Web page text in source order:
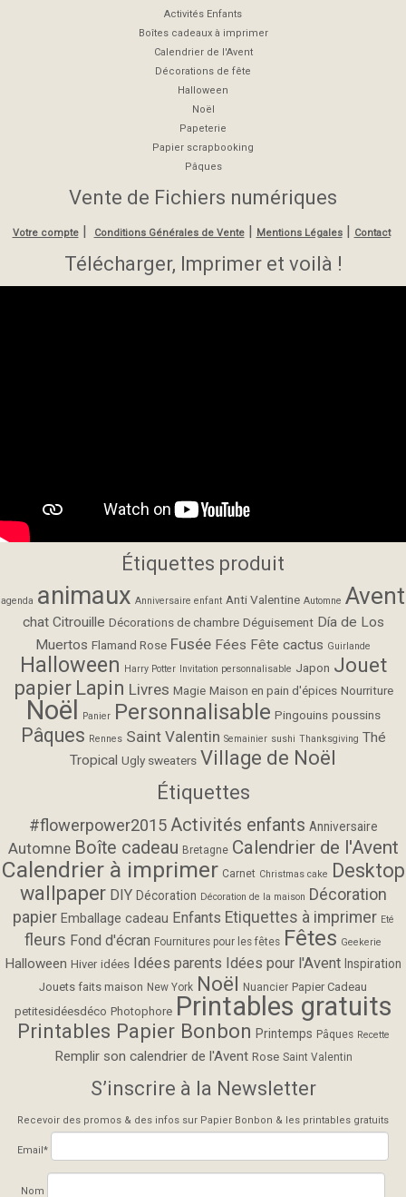
Activités Enfants
Boîtes cadeaux à imprimer
Calendrier de l'Avent
Décorations de fête
Halloween
Noël
Papeterie
Papier scrapbooking
Pâques
Vente de Fichiers numériques
Votre compte| Conditions Générales de Vente| Mentions Légales | Contact
Télécharger, Imprimer et voilà !
Étiquettes produit
agenda animaux Anniversaire enfant Anti Valentine Automne Avent
chat Citrouille Décorations de chambre Déguisement Día de Los
Muertos Flamand Rose Fusée Fées Fête cactus Guirlande
Halloween Harry Potter Invitation personnalisable Japon Jouet
papier Lapin Livres Magie Maison en pain d'épices Nourriture
Noël Panier Personnalisable Pingouins poussins
Pâques Rennes Saint Valentin Semainier sushi Thanksgiving Thé
Tropical Ugly sweaters Village de Noël
Étiquettes
#flowerpower2015 Activités enfants Anniversaire
Automne Boîte cadeau Bretagne Calendrier de l'Avent
Calendrier à imprimer Carnet Christmas cake Desktop
wallpaper DIY Décoration Décoration de la maison Décoration
papier Emballage cadeau Enfants Etiquettes à imprimer Eté
fleurs Fond d'écran Fournitures pour les fêtes Fêtes Geekerie
Halloween Hiver idées Idées parents Idées pour l'Avent Inspiration
Jouets faits maison New York Noël Nuancier Papier Cadeau
petitesidéesdéco Photophore Printables gratuits
Printables Papier Bonbon Printemps Pâques Recette
Remplir son calendrier de l'Avent Rose Saint Valentin
S’inscrire à la Newsletter
Recevoir des promos & des infos sur Papier Bonbon & les printables gratuits
Email*
Nom